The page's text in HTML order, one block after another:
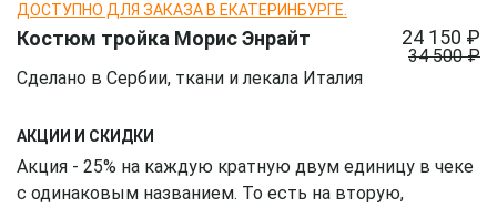
ДОСТУПНО ДЛЯ ЗАКАЗА В ЕКАТЕРИНБУРГЕ.
Костюм тройка Морис Энрайт 24 150 ₽
34 500 ₽
Сделано в Сербии, ткани и лекала Италия
АКЦИИ И СКИДКИ
Акция - 25% на каждую кратную двум единицу в чеке
с одинаковым названием. То есть на вторую,